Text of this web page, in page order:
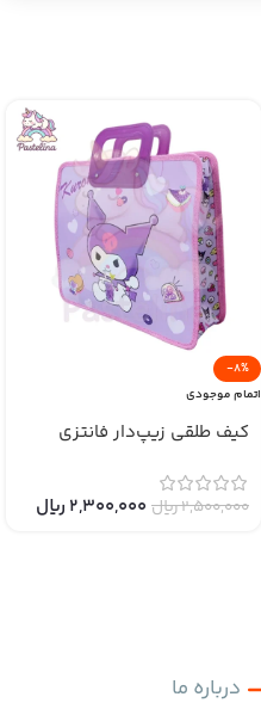
-8%
اتمام موجودی
کیف طلقی زیپ‌دار فانتزی
2,500,000﷼ 2,300,000 ﷼
درباره ما